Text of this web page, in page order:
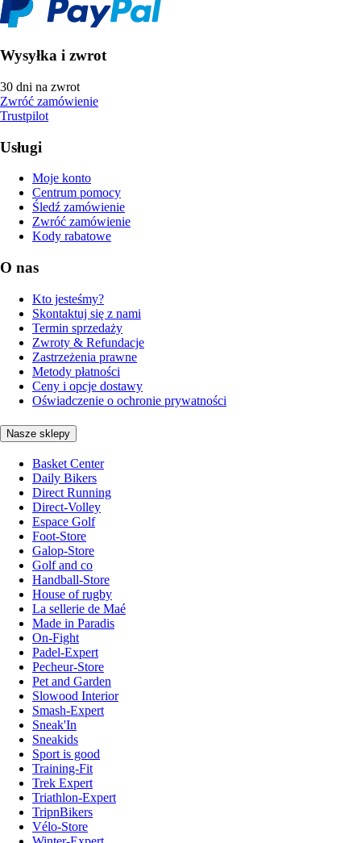
Wysyłka i zwrot
30 dni na zwrot
Zwróć zamówienie
Trustpilot
Usługi
Moje konto
Centrum pomocy
Śledź zamówienie
Zwróć zamówienie
Kody rabatowe
O nas
Kto jesteśmy?
Skontaktuj się z nami
Termin sprzedaży
Zwroty & Refundacje
Zastrzeżenia prawne
Metody płatności
Ceny i opcje dostawy
Oświadczenie o ochronie prywatności
Nasze sklepy
Basket Center
Daily Bikers
Direct Running
Direct-Volley
Espace Golf
Foot-Store
Galop-Store
Golf and co
Handball-Store
House of rugby
La sellerie de Maé
Made in Paradis
On-Fight
Padel-Expert
Pecheur-Store
Pet and Garden
Slowood Interior
Smash-Expert
Sneak'In
Sneakids
Sport is good
Training-Fit
Trek Expert
Triathlon-Expert
TripnBikers
Vélo-Store